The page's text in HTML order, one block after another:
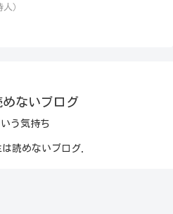
）
めないブログ
う気持ち
読めないブログ.